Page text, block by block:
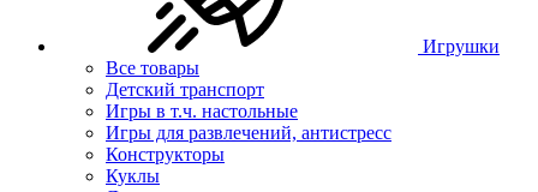
Игрушки
Все товары
Детский транспорт
Игры в т.ч. настольные
Игры для развлечений, антистресс
Конструкторы
Куклы